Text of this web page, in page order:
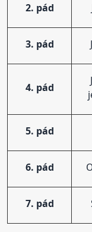
2. pád
3. pád
4. pád
5. pád
6. pád
7. pád